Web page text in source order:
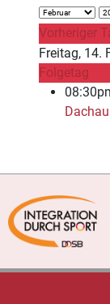
Vorheriger
Freitag, 14.
Folgetag